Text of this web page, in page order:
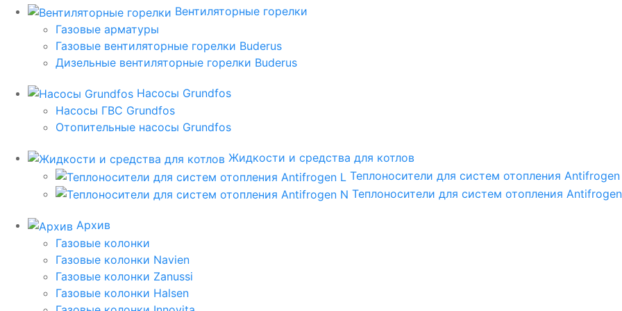
Вентиляторные горелки
Газовые арматуры
Газовые вентиляторные горелки Buderus
Дизельные вентиляторные горелки Buderus
Насосы Grundfos
Насосы ГВС Grundfos
Отопительные насосы Grundfos
Жидкости и средства для котлов
Теплоносители для систем отопления
Теплоносители для систем отопления
Архив
Газовые колонки
Газовые колонки Navien
Газовые колонки Zanussi
Газовые колонки Halsen